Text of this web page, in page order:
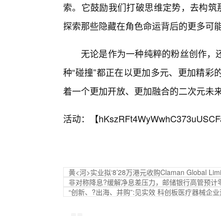
索。它鼓励我们打破思维定势，去构
探索那些隐藏在角色命运背后的更多可
无论是作为一种纯粹的粉丝创作
种“碰撞”都正在以更加多元、更加精
着一个更加开放、更加融合的二次元未
活动：【
黄<河>实业拟‘8’28万港元收购Claman Global
非对称降息?缓解净息差压力，邮储银行高管预
“创新、?出海、并购”:见实效 科创板医疗器械企